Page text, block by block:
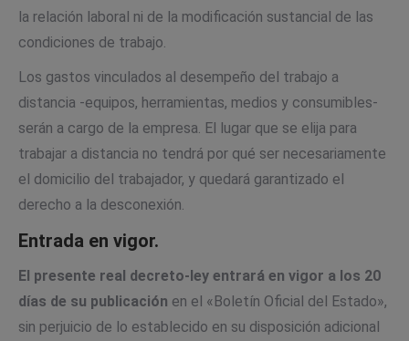
la relación laboral ni de la modificación sustancial de las
condiciones de trabajo.
Los gastos vinculados al desempeño del trabajo a
distancia -equipos, herramientas, medios y consumibles-
serán a cargo de la empresa. El lugar que se elija para
trabajar a distancia no tendrá por qué ser necesariamente
el domicilio del trabajador, y quedará garantizado el
derecho a la desconexión.
Entrada en vigor.
El presente real decreto-ley entrará en vigor a los 20
días de su publicación en el «Boletín Oficial del Estado»,
sin perjuicio de lo establecido en su disposición adicional